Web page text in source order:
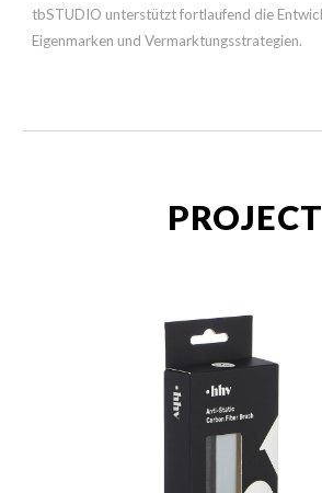
tbSTUDIO unterstützt fortlaufend die
Eigenmarken und Vermarktungsstrategien.
PROJECT